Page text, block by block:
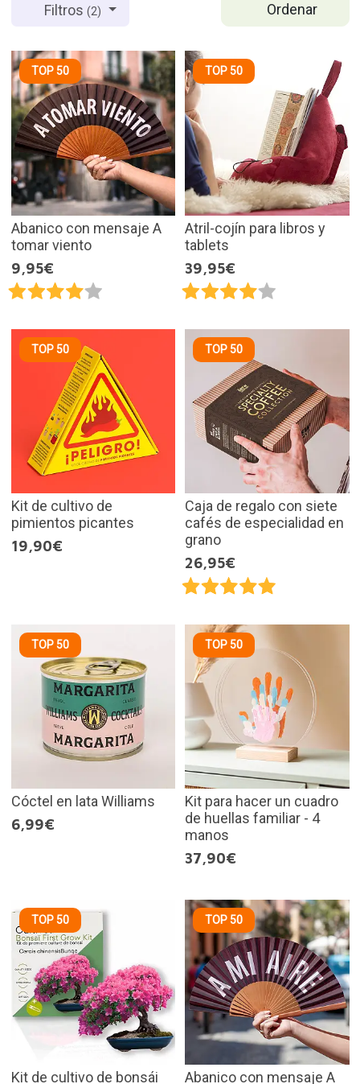
Ordenar
Filtros(2)
TOP 50
Abanico con mensaje A
tomar viento
9,95€
TOP 50
Atril-cojín para libros y
tablets
39,95€
TOP 50
Kit de cultivo de
pimientos picantes
19,90€
TOP 50
Caja de regalo con siete
cafés de especialidad en
grano
26,95€
TOP 50
Cóctel en lata Williams
6,99€
TOP 50
Kit para hacer un cuadro
de huellas familiar - 4
manos
37,90€
TOP 50
Kit de cultivo de bonsái
TOP 50
Abanico con mensaje A